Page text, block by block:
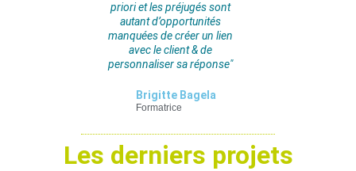
priori et les préjugés sont
autant d’opportunités
manquées de créer un lien
avec le client & de
personnaliser sa réponse"
Brigitte Bagela
Formatrice
Les derniers projets